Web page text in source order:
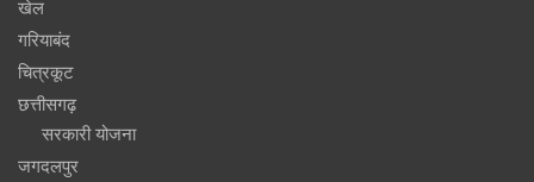
खेल
गरियाबंद
चित्रकूट
छत्तीसगढ़
सरकारी योजना
जगदलपुर